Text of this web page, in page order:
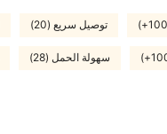
توصيل سريع (20)
سهولة الحمل (28)